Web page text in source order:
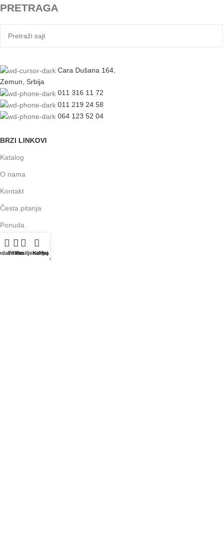
PRETRAGA
Cara Dušana 164,
Zemun, Srbija
011 316 11 72
011 219 24 58
064 123 52 04
BRZI LINKOVI
Katalog
O nama
Kontakt
Česta pitanja
Ponuda
Blog
Instagram nalog
FiltersOmiljenoKorpa
Moj nalog